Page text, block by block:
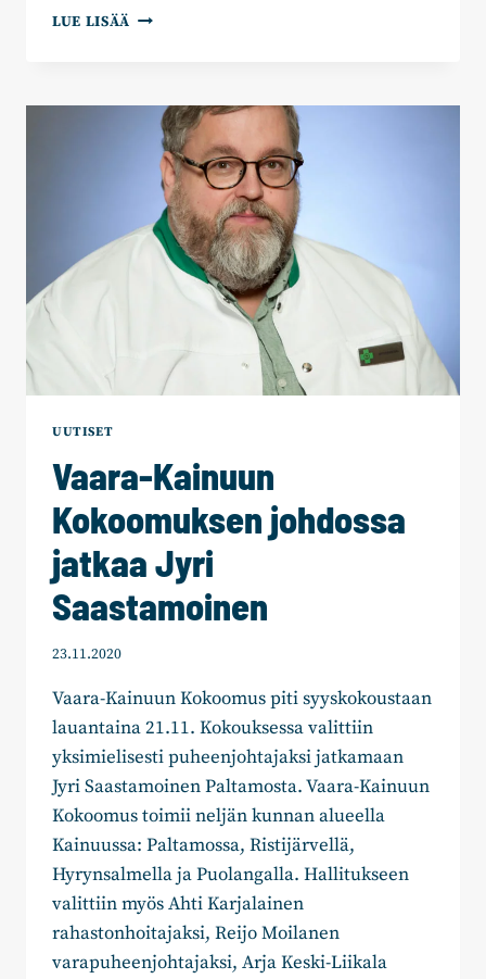
LUE LISÄÄ JYRI
KUULUU
PALKKA
UUTISET
Vaara-Kainuun
Kokoomuksen johdossa
jatkaa Jyri
Saastamoinen
23.11.2020
Vaara-Kainuun Kokoomus piti syyskokoustaan
lauantaina 21.11. Kokouksessa valittiin
yksimielisesti puheenjohtajaksi jatkamaan
Jyri Saastamoinen Paltamosta. Vaara-Kainuun
Kokoomus toimii neljän kunnan alueella
Kainuussa: Paltamossa, Ristijärvellä,
Hyrynsalmella ja Puolangalla. Hallitukseen
valittiin myös Ahti Karjalainen
rahastonhoitajaksi, Reijo Moilanen
varapuheenjohtajaksi, Arja Keski-Liikala